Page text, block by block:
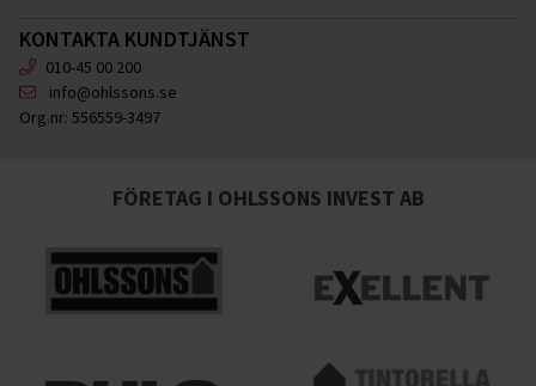
KONTAKTA KUNDTJÄNST
010-45 00 200
info@ohlssons.se
Org.nr: 556559-3497
FÖRETAG I OHLSSONS INVEST AB